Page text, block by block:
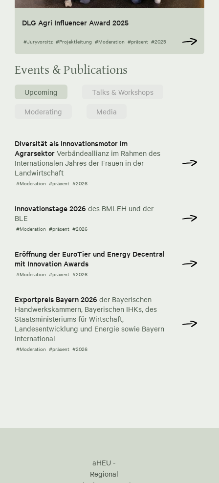
DLG Agri Influencer Award 2025
#Juryvorsitz #Projektleitung #Moderation #präsent #2025
Events & Publications
Upcoming
Talks & Workshops
Moderating
Media
Diversität als Innovationsmotor im
Agrarsektor Verbändeallianz im Rahmen des
Internationalen Jahres der Frauen in der
Landwirtschaft
#Moderation #präsent #2026
Innovationstage 2026 des BMLEH und der
BLE
#Moderation #präsent #2026
Eröffnung der EuroTier und Energy Decentral
mit Innovation Awards
#Moderation #präsent #2026
Exportpreis Bayern 2026 der Bayerischen
Handwerkskammern, Bayerischen IHKs, des
Staatsministeriums für Wirtschaft,
Landesentwicklung und Energie sowie Bayern
International
#Moderation #präsent #2026
aHEU -
Regional